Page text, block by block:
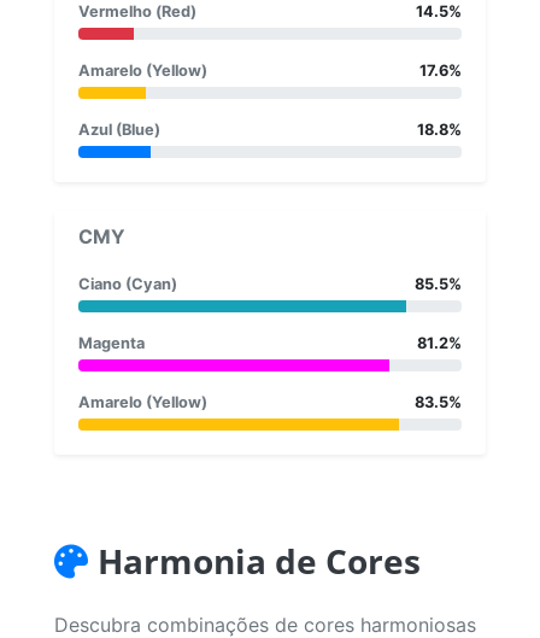
Vermelho (Red) 14.5%
Amarelo (Yellow) 17.6%
Azul (Blue) 18.8%
CMY
Ciano (Cyan) 85.5%
Magenta 81.2%
Amarelo (Yellow) 83.5%
Harmonia de Cores
Descubra combinações de cores harmoniosas